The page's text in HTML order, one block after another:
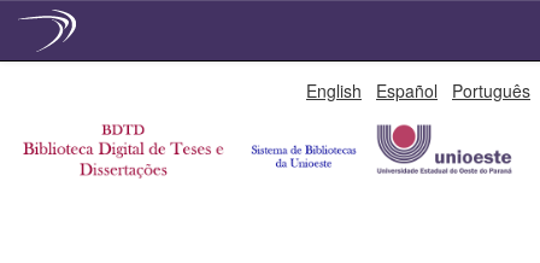
English Español Português